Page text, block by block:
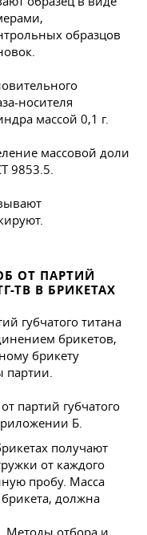
образцов
носителя
массой 0,1 г.
массовой доли
9853.5.
ОТ ПАРТИЙ
ТВ В БРИКЕТАХ
губчатого титана
брикетов,
брикету
партии.
партий губчатого
Б.
получают
от каждого
пробу. Масса
должна